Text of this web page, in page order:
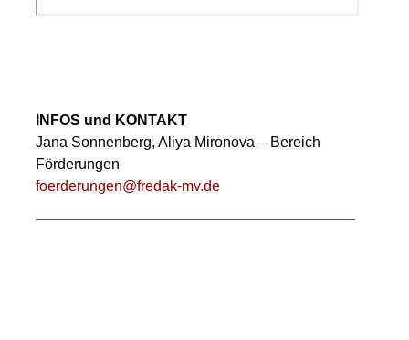
INFOS und KONTAKT
Jana Sonnenberg, Aliya Mironova – Bereich
Förderungen
foerderungen@fredak-mv.de